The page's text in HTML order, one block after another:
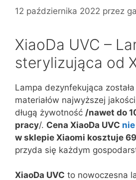
12 października 2022 przez
XiaoDa UVC –
sterylizująca od
Lampa dezynfekująca
materiałów najwyższej
długą żywotność /nawet do
pracy/. Cena XiaoDa UVC
w sklepie Xiaomi kosztuje 69
przyda się każdym
XiaoDa UVC to nowoczesna